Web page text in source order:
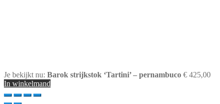
Je bekijkt nu: Barok strijkstok ‘Tartini’ – pernambuco € 425,00
In winkelmand